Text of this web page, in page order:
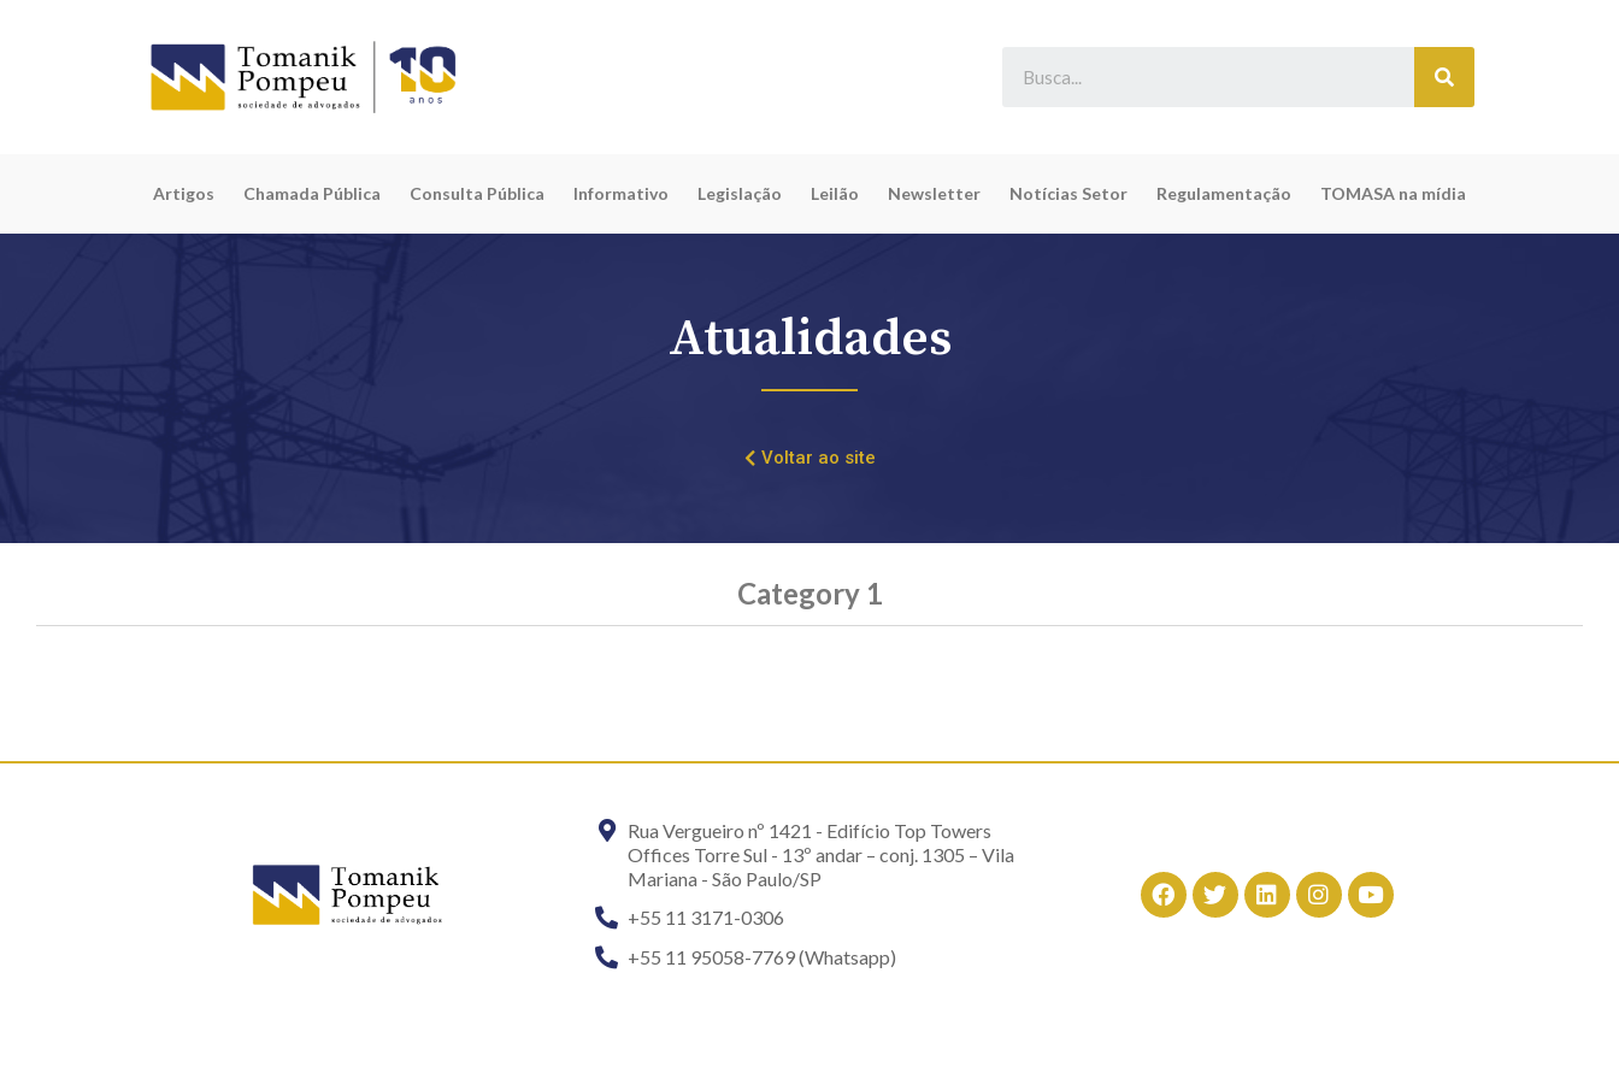
Artigos Chamada Pública Consulta Pública Informativo Legislação Leilão Newsletter Notícias Setor Regulamentação TOMASA na mídia
Atualidades
Voltar ao site
Category 1
Rua Vergueiro nº 1421 - Edifício Top Towers
Offices Torre Sul - 13º andar – conj. 1305 – Vila
Mariana - São Paulo/SP
+55 11 3171-0306
+55 11 95058-7769 (Whatsapp)